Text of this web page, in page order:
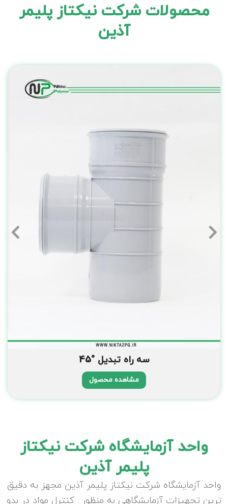
محصولات شرکت نیکتاز پلیمر
آذین
سه راه تبدیل °45
مشاهده محصول
واحد آزمایشگاه شرکت نیکتاز
پلیمر آذین
واحد آزمایشگاه شرکت نیکتاز پلیمر آذین مجهز به دقیق
ترین تجهیزات آزمایشگاهی به منظور : کنترل مواد در بدو